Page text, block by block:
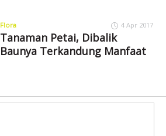
Flora 4 Apr 2017
Tanaman Petai, Dibalik
Baunya Terkandung Manfaat